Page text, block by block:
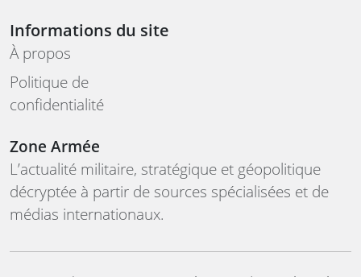
Informations du site
À propos
Politique de
confidentialité
Zone Armée
L’actualité militaire, stratégique et géopolitique
décryptée à partir de sources spécialisées et de
médias internationaux.